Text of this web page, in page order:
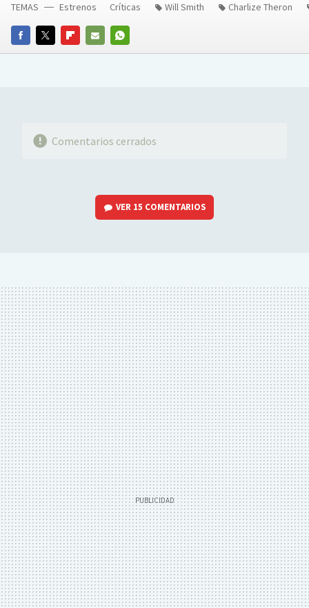
FACEBOOKTWITTERFLIPBOARD
E-
WHATSAPP
TEMAS Estrenos Críticas Will Smith Charlize Theron
Comentarios cerrados
VER 15 COMENTARIOS